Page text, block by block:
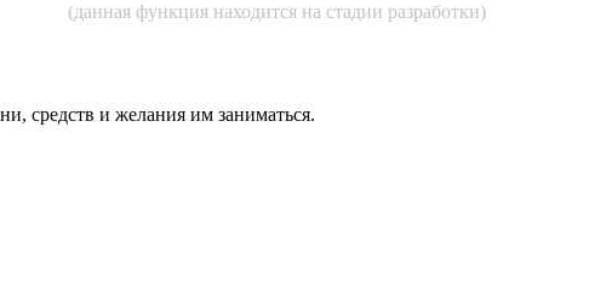
(данная функция находится на стадии разработки)
средств и же­лания им за­нимать­ся.